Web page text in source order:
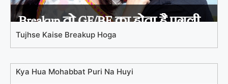
Tujhse Kaise Breakup Hoga
Kya Hua Mohabbat Puri Na Huyi